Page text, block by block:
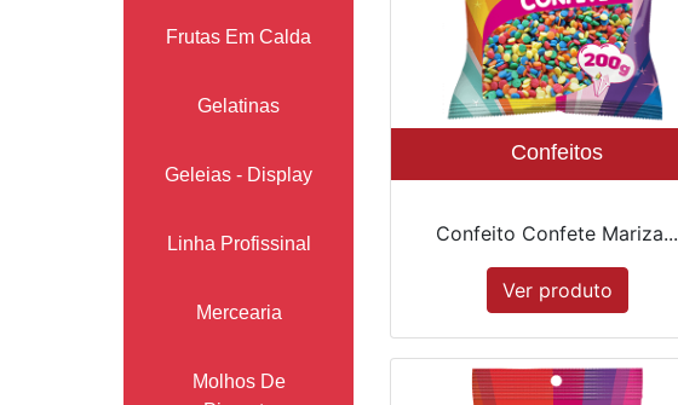
Frutas Em Calda
Gelatinas
Geleias - Display
Linha Profissinal
Mercearia
Molhos De
Confeitos
Confeito Confete Mariza...
Ver produto